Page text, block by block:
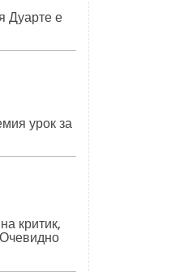
Дуарте е
урок за
критик,